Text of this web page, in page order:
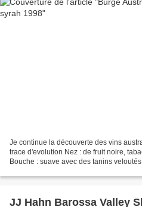
Je continue la découverte des vins
trace d'evolution Nez : de fruit noire,
Bouche : suave avec des tanins
JJ Hahn Barossa Valley